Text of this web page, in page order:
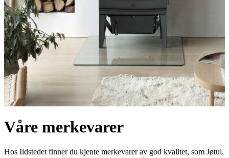
A+
Lukk
InspirasjonDelbetalingPiperehabiliteringStålpipeBook befaring
Finn forhandler
Finn forhandler
Våre merkevarer
Hos Ildstedet finner du kjente merkevarer av god kvalitet, som Jøtul,